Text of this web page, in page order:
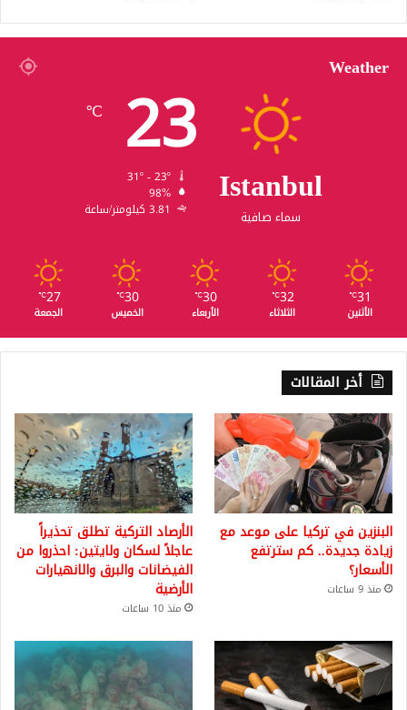
Weather
Istanbul
سماء صافية
23
℃
98%
3.81 كيلومتر/ساعة
31
℃
الأثنين
32
℃
الثلاثاء
30
℃
الأربعاء
30
℃
الخميس
27
℃
الجمعة
أخر المقالات
البنزين في تركيا على موعد مع
زيادة جديدة.. كم سترتفع
الأسعار؟
منذ 9 ساعات
الأرصاد التركية تطلق تحذيراً
عاجلاً لسكان ولايتين: احذروا من
الفيضانات والبرق والانهيارات
الأرضية
منذ 10 ساعات